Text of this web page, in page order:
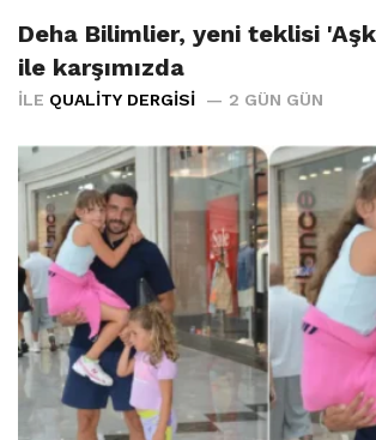
Deha Bilimlier, yeni teklisi
ile karşımızda
İLE QUALITY DERGISI 2 GÜN GÜN